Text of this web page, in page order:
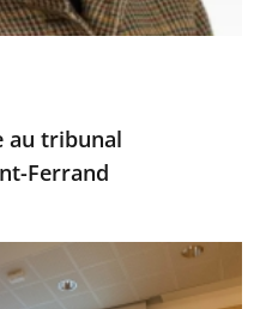
au tribunal
Ferrand